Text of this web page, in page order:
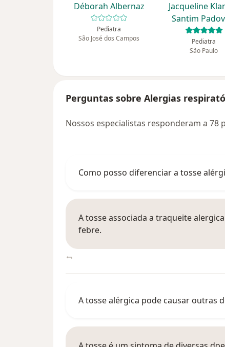
Déborah Albernaz
Pediatra
São José dos Campos
Jacqueline
Santim
Pediatra
São Paulo
Perguntas sobre Alergias
Nossos especialistas responderam a
Como posso diferenciar a tosse
A tosse associada a traqueite
febre.
A tosse alérgica pode causar outras